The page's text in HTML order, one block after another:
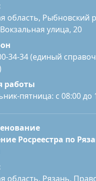
область, Рыбновский
улица, 20
34-34 (единый
работы
пятница: с 08:00 до
Росреестра по
область, Рязань,